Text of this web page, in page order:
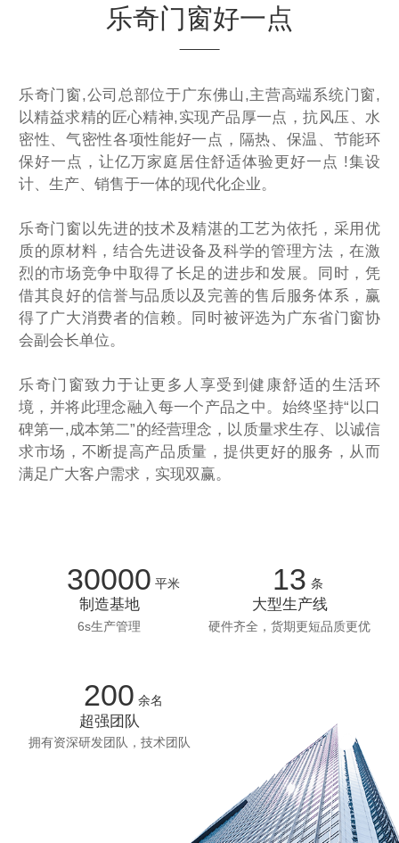
乐奇门窗好一点
乐奇门窗,公司总部位于广东佛山,主营高端系统门窗,
以精益求精的匠心精神,实现产品厚一点 ，抗风压、水
密性、气密性各项性能好一点 ，隔热、保温、节能环
保好一点 ，让亿万家庭居住舒适体验更好一点 !集设
计、生产、销售于一体的现代化企业。
乐奇门窗以先进的技术及精湛的工艺为依托，采用优
质的原材料，结合先进设备及科学的管理方法，在激
烈的市场竞争中取得了长足的进步和发展。同时，凭
借其良好的信誉与品质以及完善的售后服务体系，赢
得了广大消费者的信赖。同时被评选为广东省门窗协
会副会长单位。
乐奇门窗致力于让更多人享受到健康舒适的生活环
境，并将此理念融入每一个产品之中。始终坚持“以口
碑第一,成本第二”的经营理念，以质量求生存、以诚信
求市场，不断提高产品质量，提供更好的服务，从而
满足广大客户需求，实现双赢。
30000 平米
制造基地
6s生产管理
13 条
大型生产线
硬件齐全，货期更短品质更优
200 余名
超强团队
拥有资深研发团队，技术团队